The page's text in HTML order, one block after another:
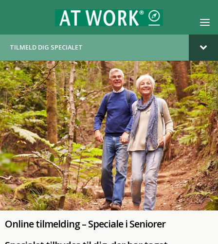
TILMELD DIG SPECIALET
OM SPECIALET
Online tilmelding – Speciale i Seniorer